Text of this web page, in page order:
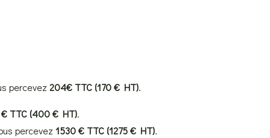
percevez 204€ TTC (170 € HT).
TTC (400 € HT).
percevez 1530 € TTC (1275 € HT).